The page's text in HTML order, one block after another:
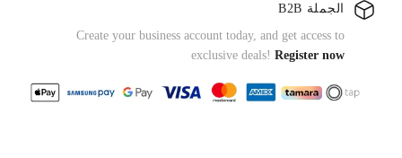
الجملة B2B
Create your business account today, and get access to
exclusive deals! Register now